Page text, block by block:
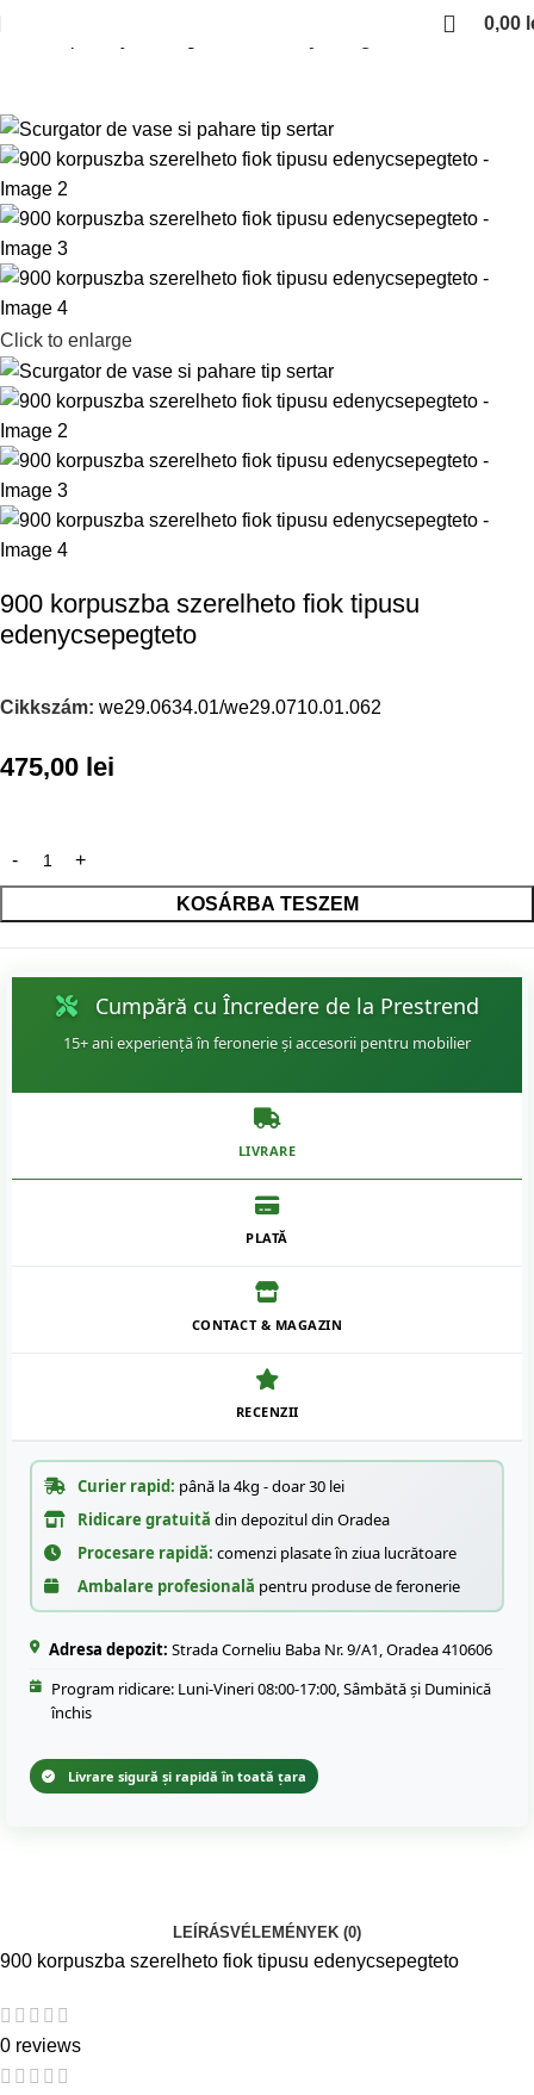
0,00
Click to enlarge
900 korpuszba szerelheto fiok tipusu
edenycsepegteto
Cikkszám: we29.0634.01/we29.0710.01.062
475,00 lei
KOSÁRBA TESZEM
Cumpără cu Încredere de la Prestrend
15+ ani experiență în feronerie și accesorii pentru mobilier
LIVRARE
PLATĂ
CONTACT & MAGAZIN
RECENZII
Curier rapid: până la 4kg - doar 30 lei
Ridicare gratuită din depozitul din Oradea
Procesare rapidă: comenzi plasate în ziua lucrătoare
Ambalare profesională pentru produse de feronerie
Adresa depozit: Strada Corneliu Baba Nr. 9/A1, Oradea 410606
Program ridicare: Luni-Vineri 08:00-17:00, Sâmbătă și Duminică
închis
Livrare sigură și rapidă în toată țara
LEÍRÁSVÉLEMÉNYEK (0)
900 korpuszba szerelheto fiok tipusu edenycsepegteto
0 reviews